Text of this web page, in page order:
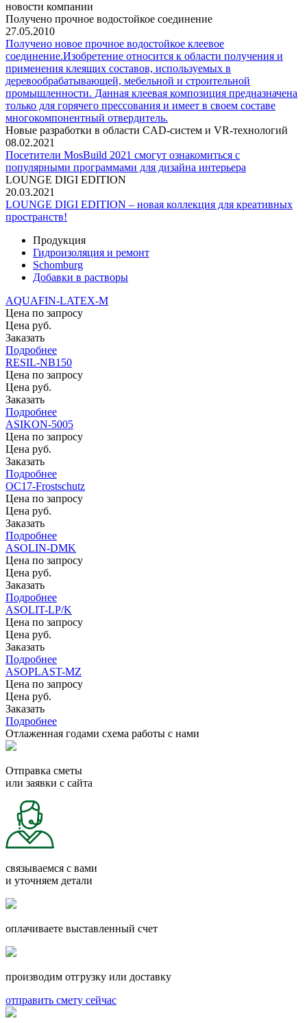
новости компании
Получено прочное водостойкое соединение
27.05.2010
Получено новое прочное водостойкое клеевое
соединение.Изобретение относится к области получения и
применения клеящих составов, используемых в
деревообрабатывающей, мебельной и строительной
промышленности. Данная клеевая композиция предназначена
только для горячего прессования и имеет в своем составе
многокомпонентный отвердитель.
Новые разработки в области CAD-систем и VR-технологий
08.02.2021
Посетители MosBuild 2021 смогут ознакомиться с
популярными программами для дизайна интерьера
LOUNGE DIGI EDITION
20.03.2021
LOUNGE DIGI EDITION – новая коллекция для креативных
пространств!
Продукция
Гидроизоляция и ремонт
Schomburg
Добавки в растворы
AQUAFIN-LATEX-M
Цена по запросу
Цена руб.
Заказать
Подробнее
RESIL-NB150
Цена по запросу
Цена руб.
Заказать
Подробнее
ASIKON-5005
Цена по запросу
Цена руб.
Заказать
Подробнее
OC17-Frostschutz
Цена по запросу
Цена руб.
Заказать
Подробнее
ASOLIN-DMK
Цена по запросу
Цена руб.
Заказать
Подробнее
ASOLIT-LP/K
Цена по запросу
Цена руб.
Заказать
Подробнее
ASOPLAST-MZ
Цена по запросу
Цена руб.
Заказать
Подробнее
Отлаженная годами схема работы с нами
Отправка сметы
или заявки с сайта
связываемся с вами
и уточняем детали
оплачиваете выставленный счет
производим отгрузку или доставку
отправить смету сейчас